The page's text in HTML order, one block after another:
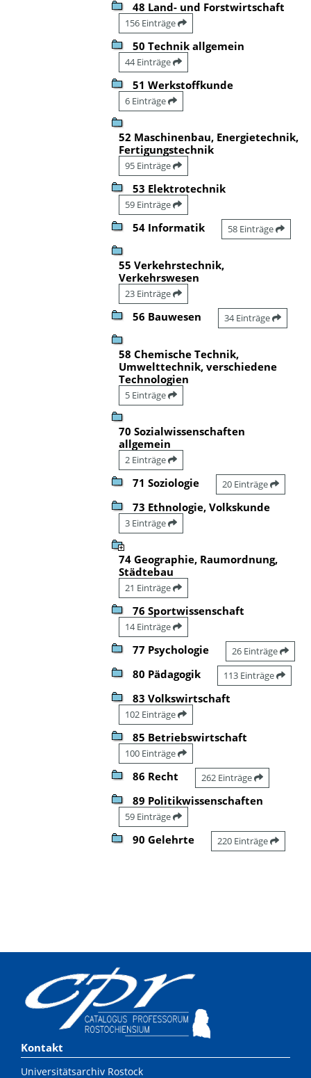
48 Land- und Forstwirtschaft
156 Einträge
50 Technik allgemein
44 Einträge
51 Werkstoffkunde
6 Einträge
52 Maschinenbau, Energietechnik,
Fertigungstechnik
95 Einträge
53 Elektrotechnik
59 Einträge
54 Informatik 58 Einträge
55 Verkehrstechnik,
Verkehrswesen
23 Einträge
56 Bauwesen 34 Einträge
58 Chemische Technik,
Umwelttechnik, verschiedene
Technologien
5 Einträge
70 Sozialwissenschaften
allgemein
2 Einträge
71 Soziologie 20 Einträge
73 Ethnologie, Volkskunde
3 Einträge
74 Geographie, Raumordnung,
Städtebau
21 Einträge
76 Sportwissenschaft
14 Einträge
77 Psychologie 26 Einträge
80 Pädagogik 113 Einträge
83 Volkswirtschaft
102 Einträge
85 Betriebswirtschaft
100 Einträge
86 Recht 262 Einträge
89 Politikwissenschaften
59 Einträge
90 Gelehrte 220 Einträge
Kontakt
Universitätsarchiv Rostock